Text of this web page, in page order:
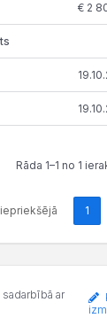
€ 2
Rāda 1–1 no 1
iepriekšējā 1
sadarbībā ar